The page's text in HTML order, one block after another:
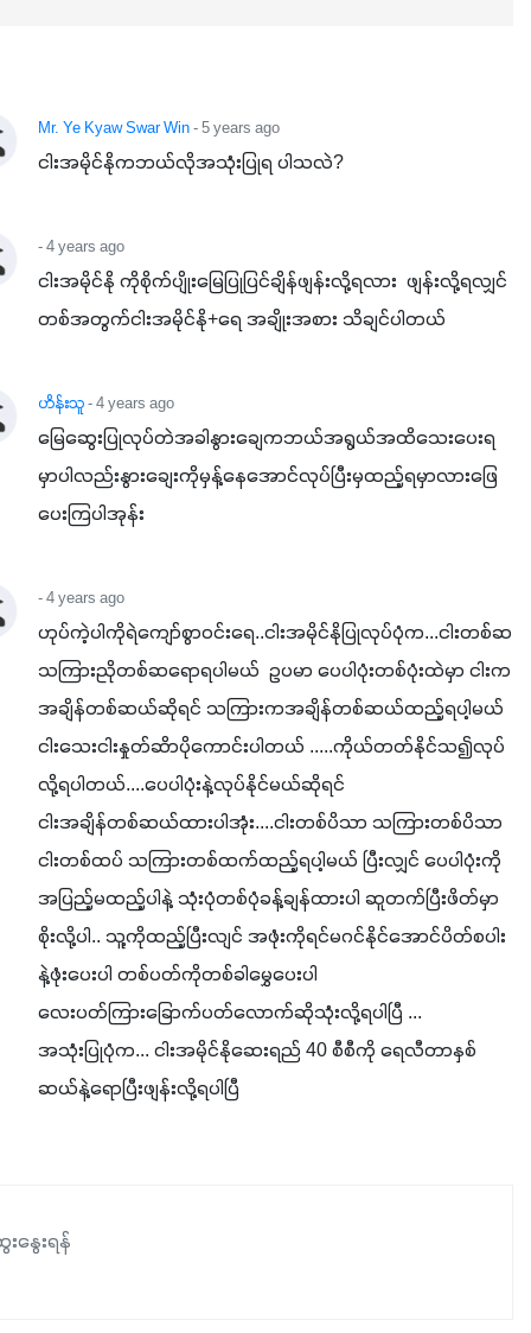
Mr. Ye Kyaw Swar Win- 5 years ago
ငါးအမိုင်နိုကဘယ်လိုအသုံးပြုရ ပါသလဲ?
- 4 years ago
ငါးအမိုင်နို ကိုစိုက်ပျိုးမြေပြုပြင်ချိန်ဖျန်းလို့ရလား  ဖျန်းလို့ရလျှင်
တစ်အတွက်ငါးအမိုင်နို+ရေ အချိုးအစား သိချင်ပါတယ်
ဟိန်းသူ- 4 years ago
မြေဆွေးပြုလုပ်တဲအခါနွားချေကဘယ်အရွယ်အထိသေးပေးရ
မှာပါလည်းနွားချေးကိုမှန့်နေအောင်လုပ်ပြီးမှထည့်ရမှာလားဖြေ
ပေးကြပါအုန်း
- 4 years ago
ဟုပ်ကဲ့ပါကိုရဲကျော်စွာဝင်းရေ..ငါးအမိုင်နိုပြုလုပ်ပုံက...ငါးတစ်ဆ
သကြားညိုတစ်ဆရောရပါမယ်  ဥပမာ ပေပါပုံးတစ်ပုံးထဲမှာ ငါးက
အချိန်တစ်ဆယ်ဆိုရင် သကြားကအချိန်တစ်ဆယ်ထည့်ရပါ့မယ်
ငါးသေးငါးနှုတ်ဆိာပိုကောင်းပါတယ် .....ကိုယ်တတ်နိုင်သ၍လုပ်
လို့ရပါတယ်....ပေပါပုံးနဲ့လုပ်နိုင်မယ်ဆိုရင်
ငါးအချိန်တစ်ဆယ်ထားပါအုံး....ငါးတစ်ပိသာ သကြားတစ်ပိသာ
ငါးတစ်ထပ် သကြားတစ်ထက်ထည့်ရပါ့မယ် ပြီးလျှင် ပေပါပုံးကို
အပြည့်မထည့်ပါနဲ့ သုံးပုံတစ်ပုံခန့်ချန်ထားပါ ဆူတက်ပြီးဖိတ်မှာ
စိုးလို့ပါ.. သူ့ကိုထည့်ပြီးလျင် အဖုံးကိုရင်မဂင်နိုင်အောင်ပိတ်စပါး
နဲ့ဖုံးပေးပါ တစ်ပတ်ကိုတစ်ခါမွှေပေးပါ
လေးပတ်ကြားခြောက်ပတ်လောက်ဆိုသုံးလို့ရပါပြီ ...
အသုံးပြုပုံက... ငါးအမိုင်နိုဆေးရည် 40 စီစီကို ရေလီတာနှစ်
ဆယ်နဲ့ရောပြီးဖျန်းလို့ရပါပြီ
နွေးရန်